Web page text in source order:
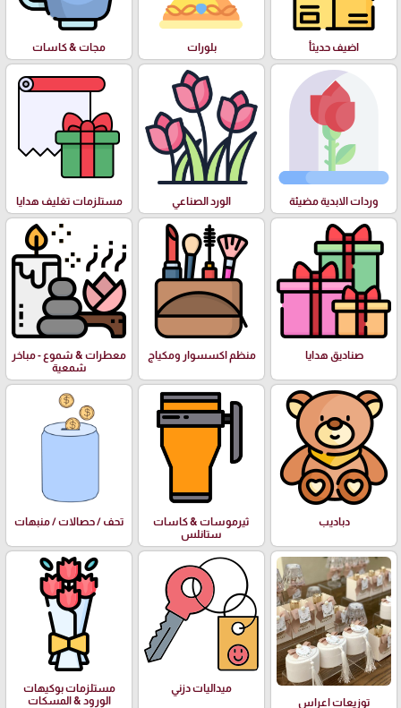
اضيف حديثأ بلورات مجات & كاسات
وردات الابدية مضيئة الورد الصناعي مستلزمات تغليف هدايا
صناديق هدايا منظم اكسسوار ومكياج
معطرات & شموع - مباخر
شمعية
دباديب
ثيرموسات & كاسات
ستانلس
تحف / حصالات / منبهات
توزيعات اعراس
ميداليات دزني
مستلزمات بوكيهات
الورود & المسكات